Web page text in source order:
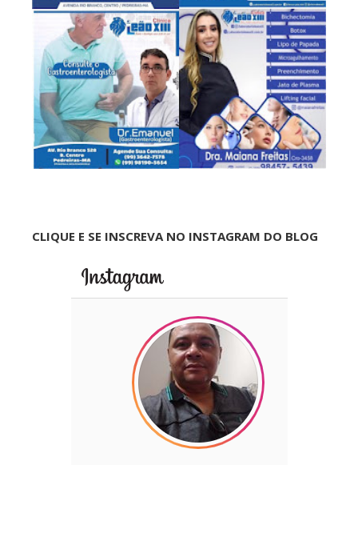
CLIQUE E SE INSCREVA NO INSTAGRAM DO BLOG